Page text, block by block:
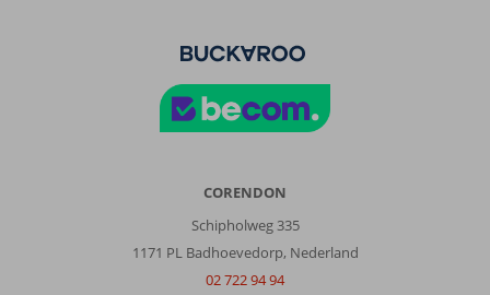
CORENDON
Schipholweg 335
1171 PL Badhoevedorp, Nederland
02 722 94 94